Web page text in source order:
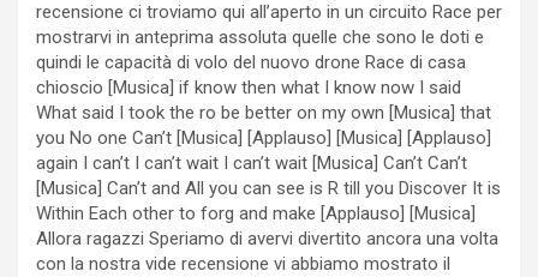
recensione ci troviamo qui all’aperto in un circuito Race per
mostrarvi in anteprima assoluta quelle che sono le doti e
quindi le capacità di volo del nuovo drone Race di casa
chioscio [Musica] if know then what I know now I said
What said I took the ro be better on my own [Musica] that
you No one Can’t [Musica] [Applauso] [Musica] [Applauso]
again I can’t I can’t wait I can’t wait [Musica] Can’t Can’t
[Musica] Can’t and All you can see is R till you Discover It is
Within Each other to forg and make [Applauso] [Musica]
Allora ragazzi Speriamo di avervi divertito ancora una volta
con la nostra vide recensione vi abbiamo mostrato il